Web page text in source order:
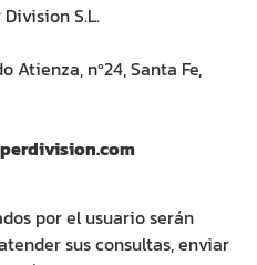
S.L.
Atienza, nº24, Santa Fe,
por el usuario serán
sus consultas, enviar